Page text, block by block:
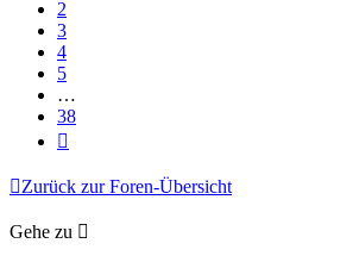
2
3
4
5
…
38
Zurück zur Foren-Übersicht
Gehe zu